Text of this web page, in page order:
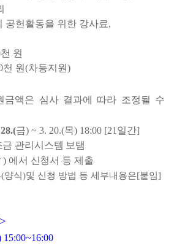
공헌활동을 위한 강사료,
천 원
천 원(차등지원)
금액은 심사 결과에 따라 조정될 수
금) ~ 3. 20.(목) 18:00 [21 일간]
금 관리시스템 보탬
) 에서 신청서 등 제출
(양식)및 신청 방법 등 세부내용은[붙임]
15:00~16:00